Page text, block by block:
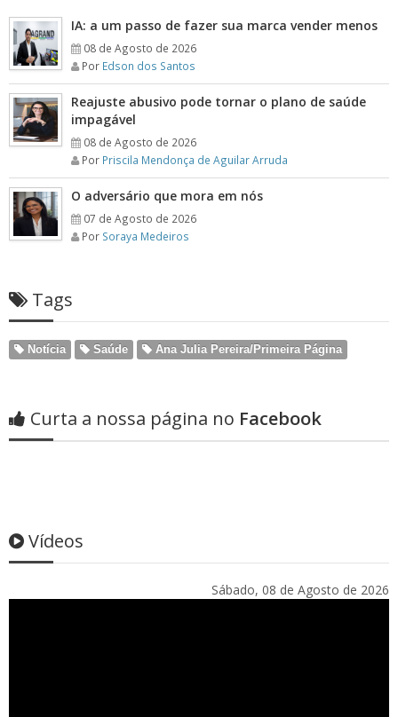
IA: a um passo de fazer sua marca vender menos
08 de Agosto de 2026
Por Edson dos Santos
Reajuste abusivo pode tornar o plano de saúde
impagável
08 de Agosto de 2026
Por Priscila Mendonça de Aguilar Arruda
O adversário que mora em nós
07 de Agosto de 2026
Por Soraya Medeiros
Tags
Notícia Saúde Ana Julia Pereira/Primeira Página
Curta a nossa página no Facebook
Vídeos
Sábado, 08 de Agosto de 2026